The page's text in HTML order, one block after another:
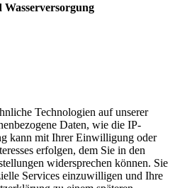
Technologien auf unserer
Daten, wie die IP-
kann mit Ihrer Einwilligung oder
erfolgen, dem Sie in den
widersprechen können. Sie
Services einzuwilligen und Ihre